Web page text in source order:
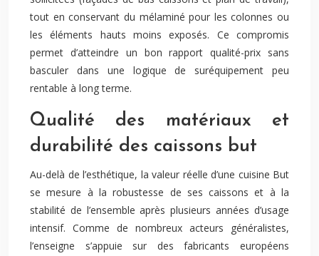
tout en conservant du mélaminé pour les colonnes ou
les éléments hauts moins exposés. Ce compromis
permet d’atteindre un bon rapport qualité-prix sans
basculer dans une logique de suréquipement peu
rentable à long terme.
Qualité des matériaux et
durabilité des caissons but
Au-delà de l’esthétique, la valeur réelle d’une cuisine But
se mesure à la robustesse de ses caissons et à la
stabilité de l’ensemble après plusieurs années d’usage
intensif. Comme de nombreux acteurs généralistes,
l’enseigne s’appuie sur des fabricants européens